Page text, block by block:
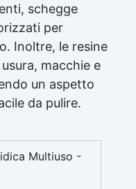
schegge
per
Inoltre, le resine
macchie e
un aspetto
da pulire.